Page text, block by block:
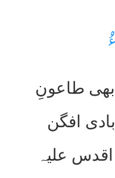
طاعونِ
افگن
علیہ